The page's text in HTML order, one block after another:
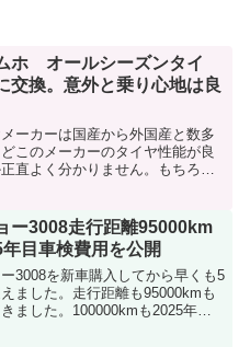
ホ オールシーズンタイ
交換。意外と乗り心地は良
ーカーは国産から外国産と数多
どこのメーカーのタイヤ性能が良
直よく分かりません。もちろん
標準タイヤのコンチネンタルの
シーズンタイヤ...
ー3008走行距離95000km
目車検費用を公開
3008を新車購入してから早くも5
ました。走行距離も95000kmも
ました。100000kmも2025年に